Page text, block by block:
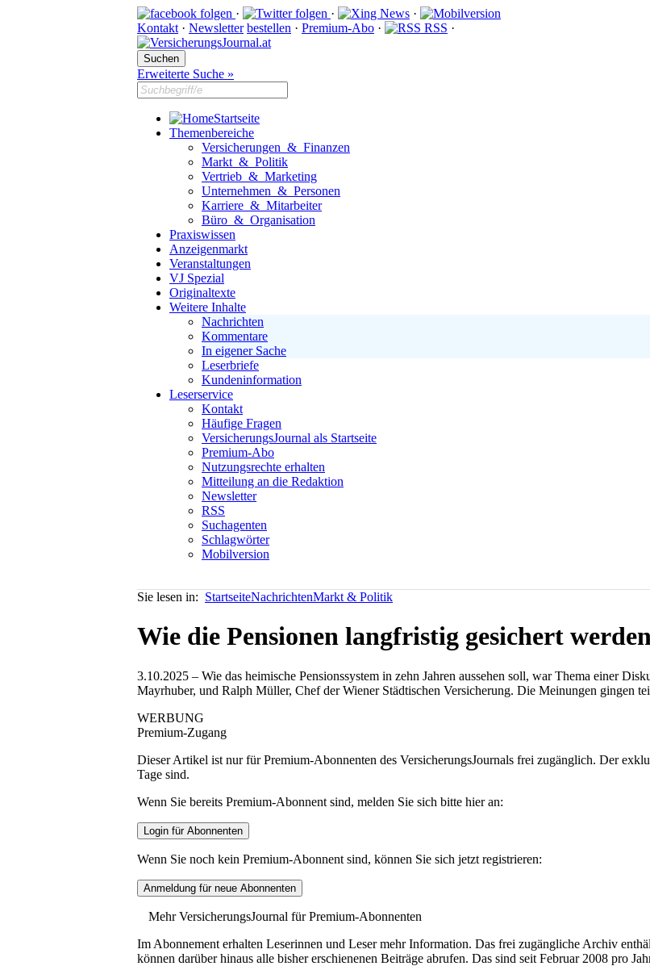
· ·
·
Kontakt · Newsletter bestellen · Premium-Abo · RSS ·
Erweiterte Suche »
Startseite
Themenbereiche
Versicherungen & Finanzen
Markt & Politik
Vertrieb & Marketing
Unternehmen & Personen
Karriere & Mitarbeiter
Büro & Organisation
Praxiswissen
Anzeigenmarkt
Veranstaltungen
VJ Spezial
Originaltexte
Weitere Inhalte
Nachrichten
Kommentare
In eigener Sache
Leserbriefe
Kundeninformation
Leserservice
Kontakt
Häufige Fragen
VersicherungsJournal als Startseite
Premium-Abo
Nutzungsrechte erhalten
Mitteilung an die Redaktion
Newsletter
RSS
Suchagenten
Schlagwörter
Mobilversion
Sie lesen in: StartseiteNachrichtenMarkt & Politik
Wie die Pensionen langfristig gesichert
3.10.2025 – Wie das heimische Pensionssystem in zehn Jahren aussehen soll, war Thema einer
Mayrhuber, und Ralph Müller, Chef der Wiener Städtischen Versicherung. Die Meinungen gingen
WERBUNG
Premium-Zugang
Dieser Artikel ist nur für Premium-Abonnenten des VersicherungsJournals frei zugänglich. Der
Tage sind.
Wenn Sie bereits Premium-Abonnent sind, melden Sie sich bitte hier an:
Wenn Sie noch kein Premium-Abonnent sind, können Sie sich jetzt registrieren:
Mehr VersicherungsJournal für Premium-Abonnenten
Im Abonnement erhalten Leserinnen und Leser mehr Information. Das frei zugängliche Archiv
können darüber hinaus alle bisher erschienenen Beiträge abrufen. Das sind seit Februar 2008 pro